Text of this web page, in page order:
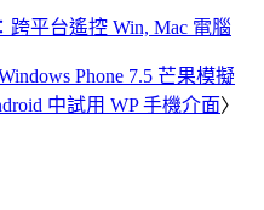
跨平台遙控 Win, Mac 電腦
Phone 7.5 芒果模擬
中試用 WP 手機介面〉